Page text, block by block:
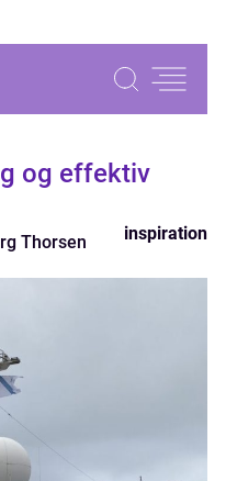
og effektiv
Thorsen inspiration